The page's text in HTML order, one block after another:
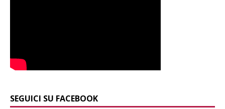
SEGUICI SU FACEBOOK